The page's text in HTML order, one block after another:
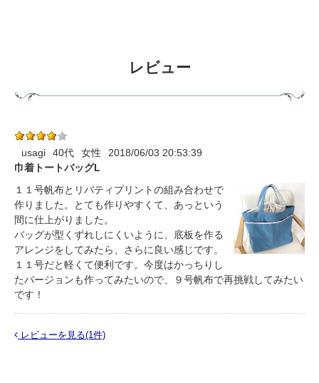
レビュー
usagi 40代 女性
2018/06/03 20:53:39
巾着トートバッグL
１１号帆布とリバティプリントの組み合わせで
作りました。とても作りやすくて、あっという
間に仕上がりました。
バッグが型くずれしにくいように、底板を作る
アレンジをしてみたら、さらに良い感じです。
１１号だと軽くて便利です。今度はかっちりし
たバージョンも作ってみたいので、９号帆布で再挑戦してみたい
です！
レビューを見る(1件)